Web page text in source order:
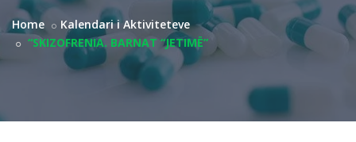
Home
Kalendari i Aktiviteteve
“SKIZOFRENIA. BARNAT “JETIMË”